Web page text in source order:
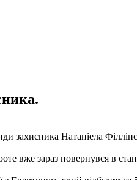
захисника Натаніела
вже зараз повернувся в